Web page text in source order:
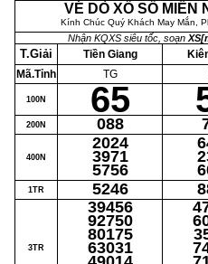
VÉ DÒ XỔ SỐ MIỀN
Kính Chúc Quý Khách May Mắn,
Nhận KQXS siêu tốc, soạn
T.Giải
Mã.Tỉnh
100N
200N
400N
1TR
3TR
Tiền Giang
TG
65
088
2024
3971
5756
5246
39456
92750
80175
63031